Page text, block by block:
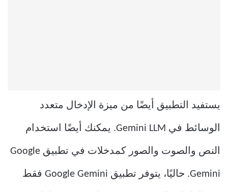
يستفيد التطبيق أيضًا من ميزة الإدخال متعدد
الوسائط في Gemini LLM. يمكنك أيضًا استخدام
النص والصوت والصور كمدخلات في تطبيق Google
Gemini. حاليًا، يتوفر تطبيق Google Gemini فقط